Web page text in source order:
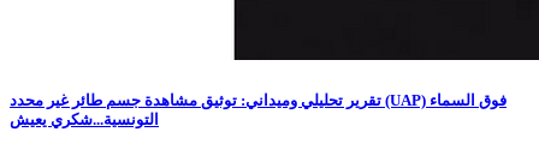
تقرير تحليلي وميداني: توثيق مشاهدة جسم طائر غير محدد (UAP) فوق السماء
التونسية...شكري يعيش